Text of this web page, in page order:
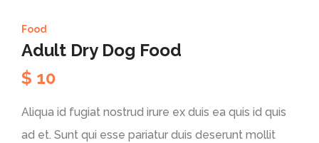
Food
Adult Dry Dog Food
$ 10
Aliqua id fugiat nostrud irure ex duis ea quis id quis
ad et. Sunt qui esse pariatur duis deserunt mollit